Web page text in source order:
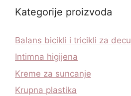
Kategorije proizvoda
Balans bicikli i tricikli za decu
Intimna higijena
Kreme za suncanje
Krupna plastika